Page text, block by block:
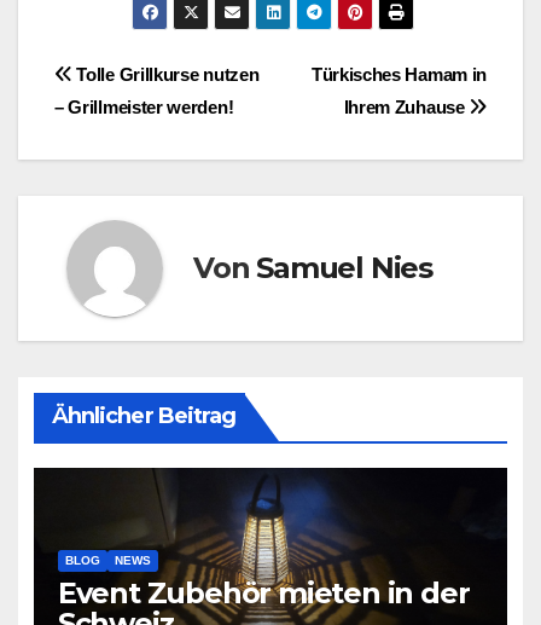
BeitragsnavigationTürkisches Hamam in
Ihrem Zuhause
Tolle Grillkurse nutzen
– Grillmeister werden!
Von Samuel Nies
Ähnlicher Beitrag
BLOG NEWS
Event Zubehör mieten in der